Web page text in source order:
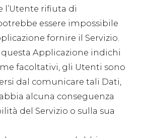
l’Utente rifiuta di
essere impossibile
fornire il Servizio.
questa Applicazione indichi
facoltativi, gli Utenti sono
dal comunicare tali Dati,
alcuna conseguenza
del Servizio o sulla sua